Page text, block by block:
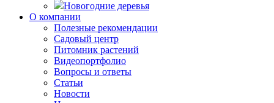
Новогодние деревья
О компании
Полезные рекомендации
Садовый центр
Питомник растений
Видеопортфолио
Вопросы и ответы
Статьи
Новости